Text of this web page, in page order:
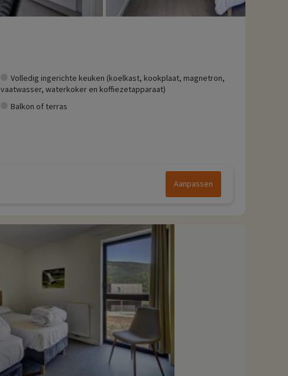
Volledig ingerichte keuken (koelkast, kookplaat, magnetron,
vaatwasser, waterkoker en koffiezetapparaat)
Balkon of terras
Aanpassen